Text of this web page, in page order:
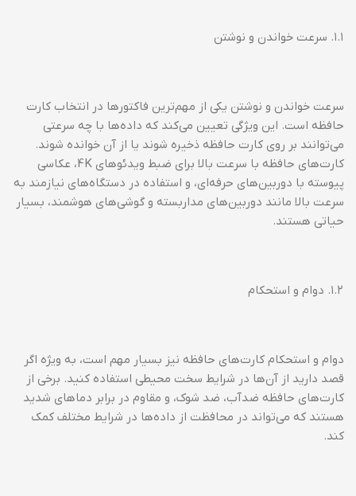
سرعت خواندن و نوشتن یکی از مهم‌ترین فاکتورها در انتخاب کارت
حافظه است. این ویژگی تعیین می‌کند که داده‌ها با چه سرعتی
می‌توانند بر روی کارت حافظه ذخیره شوند یا از آن خوانده شوند.
کارت‌های حافظه با سرعت بالا برای ضبط ویدئوهای 4K، عکاسی
پیوسته با دوربین‌های حرفه‌ای، و استفاده در دستگاه‌های نیازمند به
سرعت بالا مانند دوربین‌های مداربسته و گوشی‌های هوشمند، بسیار
حیاتی هستند.
دوام و استحکام کارت‌های حافظه نیز بسیار مهم است، به ویژه اگر
قصد دارید از آن‌ها در شرایط سخت محیطی استفاده کنید. برخی از
کارت‌های حافظه ضدآب، ضد شوک، و مقاوم در برابر دماهای شدید
هستند که می‌تواند در محافظت از داده‌ها در شرایط مختلف کمک
کند.